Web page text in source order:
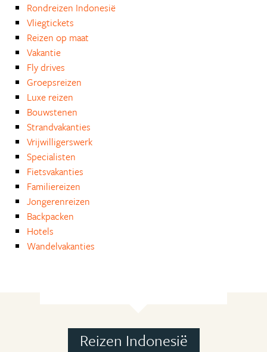
Rondreizen Indonesië
Vliegtickets
Reizen op maat
Vakantie
Fly drives
Groepsreizen
Luxe reizen
Bouwstenen
Strandvakanties
Vrijwilligerswerk
Specialisten
Fietsvakanties
Familiereizen
Jongerenreizen
Backpacken
Hotels
Wandelvakanties
Reizen Indonesië